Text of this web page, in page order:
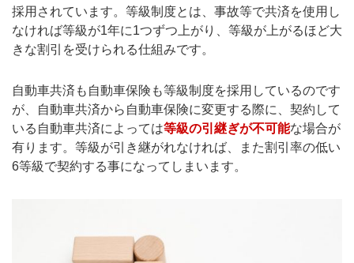
採用されています。等級制度とは、事故等で共済を使用し
なければ等級が1年に1つずつ上がり、等級が上がるほど大
きな割引を受けられる仕組みです。
自動車共済も自動車保険も等級制度を採用しているのです
が、自動車共済から自動車保険に変更する際に、契約して
いる自動車共済によっては等級の引継ぎが不可能な場合が
有ります。等級が引き継がれなければ、また割引率の低い
6等級で契約する事になってしまいます。